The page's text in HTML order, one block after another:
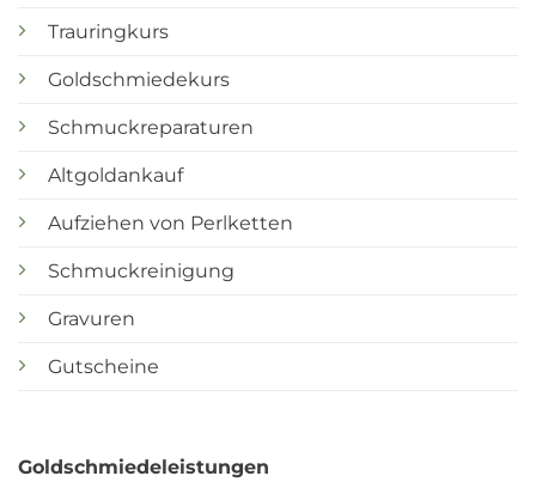
Trauringkurs
Goldschmiedekurs
Schmuckreparaturen
Altgoldankauf
Aufziehen von Perlketten
Schmuckreinigung
Gravuren
Gutscheine
Goldschmiedeleistungen